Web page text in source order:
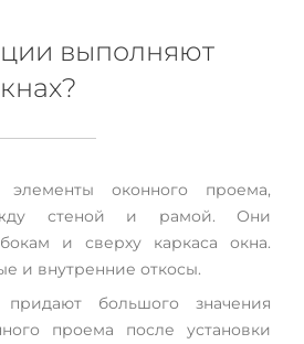
выполняют
оконного проема,
стеной и рамой. Они
и сверху каркаса окна.
и внутренние откосы.
большого значения
проема после установки